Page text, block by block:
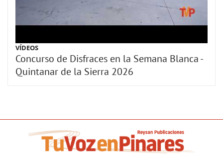
VÍDEOS
Concurso de Disfraces en la Semana Blanca -
Quintanar de la Sierra 2026